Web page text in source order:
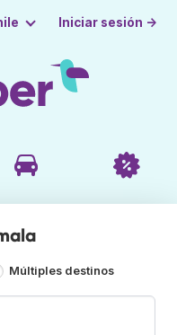
Iniciar sesión →
Múltiples destinos